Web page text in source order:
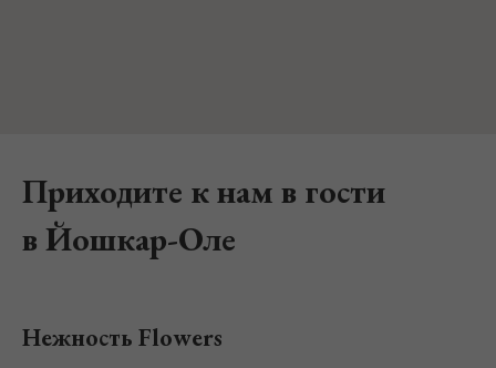
Приходите к нам в гости
в Йошкар-Оле
Нежность Flowers